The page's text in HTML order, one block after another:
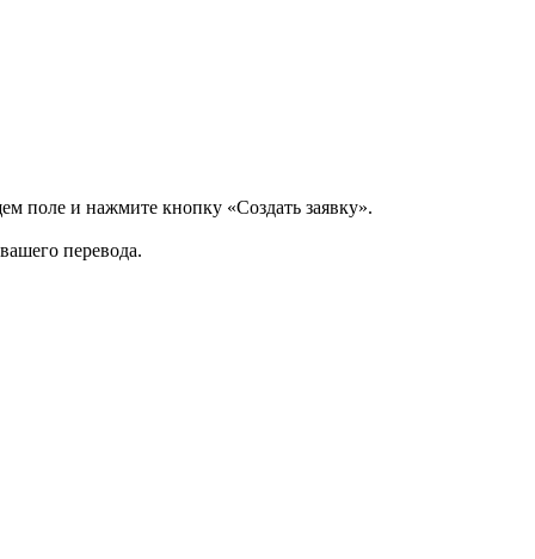
поле и нажмите кнопку «Создать заявку».
перевода.